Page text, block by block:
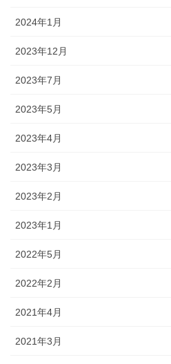
2024年1月
2023年12月
2023年7月
2023年5月
2023年4月
2023年3月
2023年2月
2023年1月
2022年5月
2022年2月
2021年4月
2021年3月